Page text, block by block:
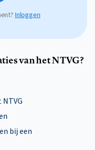
Inloggen
van het NTVG?
bij een